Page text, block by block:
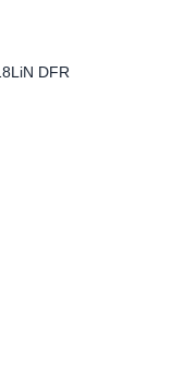
DFR